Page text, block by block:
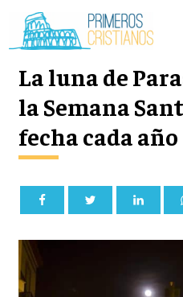
La luna de
la Semana
fecha cada año